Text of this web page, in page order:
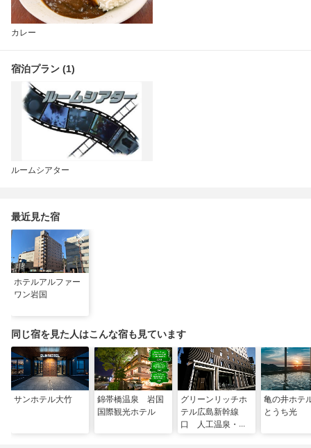
カレー
宿泊プラン (1)
ルームシアター
最近見た宿
ホテルアルファー
ワン岩国
同じ宿を見た人はこんな宿も見ています
サンホテル大竹
錦帯橋温泉 岩国
国際観光ホテル
グリーンリッチホ
テル広島新幹線
口 人工温泉・二
亀の井ホ
とうち光